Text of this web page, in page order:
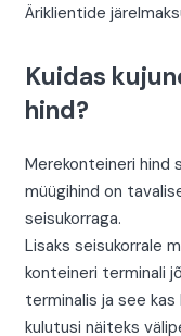
Äriklientide
Kuidas
hind?
Merekonteineri hind
müügihind on
seisukorraga.
Lisaks seisukorrale
konteineri terminali
terminalis ja see
kulutusi näiteks